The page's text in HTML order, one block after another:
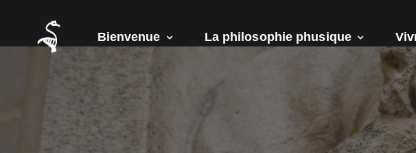
Bienvenue La philosophie phusique